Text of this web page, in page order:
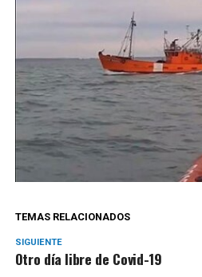
TEMAS RELACIONADOS
SIGUIENTE
Otro día libre de Covid-19